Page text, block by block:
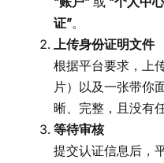
证”。
上传身份证明文件
根据平台要求，上
片）以及一张带你
晰、完整，且没有
等待审核
提交认证信息后，